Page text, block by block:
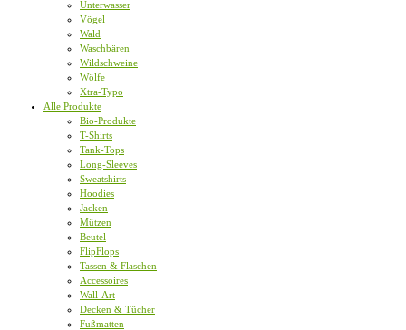
Unterwasser
Vögel
Wald
Waschbären
Wildschweine
Wölfe
Xtra-Typo
Alle Produkte
Bio-Produkte
T-Shirts
Tank-Tops
Long-Sleeves
Sweatshirts
Hoodies
Jacken
Mützen
Beutel
FlipFlops
Tassen & Flaschen
Accessoires
Wall-Art
Decken & Tücher
Fußmatten